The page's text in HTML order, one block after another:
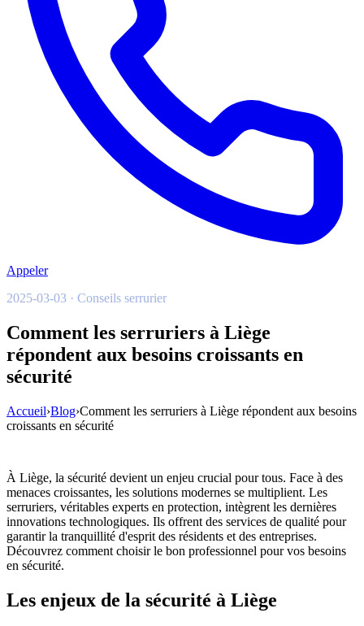
Appeler
2025-03-03 · Conseils serrurier
Comment les serruriers à Liège
répondent aux besoins croissants en
sécurité
Accueil›Blog›Comment les serruriers à Liège répondent aux besoins
croissants en sécurité
À Liège, la sécurité devient un enjeu crucial pour tous. Face à des
menaces croissantes, les solutions modernes se multiplient. Les
serruriers, véritables experts en protection, intègrent les dernières
innovations technologiques. Ils offrent des services de qualité pour
garantir la tranquillité d'esprit des résidents et des entreprises.
Découvrez comment choisir le bon professionnel pour vos besoins
en sécurité.
Les enjeux de la sécurité à Liège